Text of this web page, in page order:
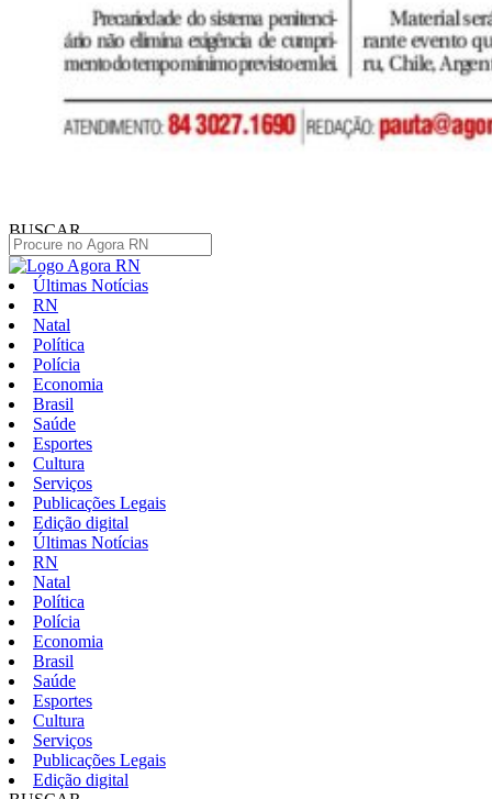
BUSCAR
Últimas Notícias
RN
Natal
Política
Polícia
Economia
Brasil
Saúde
Esportes
Cultura
Serviços
Publicações Legais
Edição digital
Últimas Notícias
RN
Natal
Política
Polícia
Economia
Brasil
Saúde
Esportes
Cultura
Serviços
Publicações Legais
Edição digital